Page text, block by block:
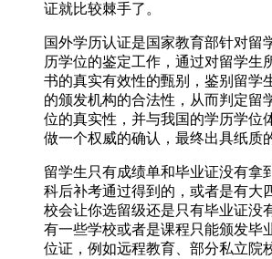
证就比较棘手了。
国外学历认证是国家教育部针对留
历学位的鉴定工作，通过对留学生
书的真实有效性的甄别，鉴别留学
的颁发机构的合法性，从而判定留
位的真实性，并与我国的学历学位
做一个权威的确认，最终出具纸质
留学生只有成绩单和毕业证没有拿
科后补考通过得到的，或者是有大
校会让你选留级还是只有毕业证没
有一些学校或者是课程只能颁发毕
位证，例如远程教育、部分私立院